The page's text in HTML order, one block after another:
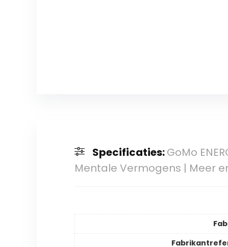
Specificaties:GoMo
Mentale Vermogens | Meer